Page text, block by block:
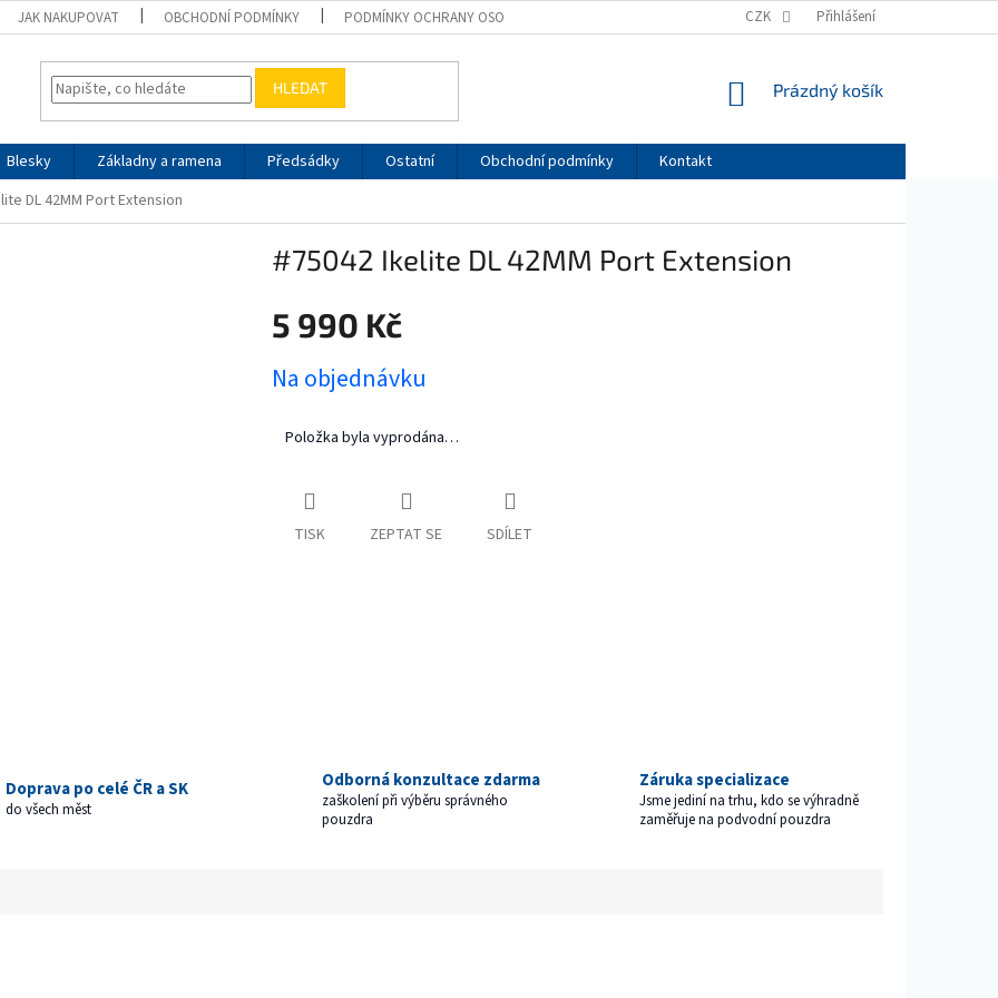
JAK NAKUPOVAT OBCHODNÍ PODMÍNKY PODMÍNKY OCHRANY OSOBNÍCH ÚDAJŮ CZK Přihlášení
HLEDAT
NÁKUPNÍ
Prázdný košík
Blesky Základny a ramena Předsádky Ostatní Obchodní podmínky
Kontakt
DL 42MM Port Extension
#75042 Ikelite DL 42MM Port Extension
5 990 Kč
cena:
Na objednávku
Položka byla vyprodána…
TISK ZEPTAT SE SDÍLET
Doprava po celé ČR a SK
do všech měst
Odborná konzultace zdarma
zaškolení při výběru správného
pouzdra
Záruka specializace
Jsme jediní na trhu, kdo se výhradně
zaměřuje na podvodní pouzdra